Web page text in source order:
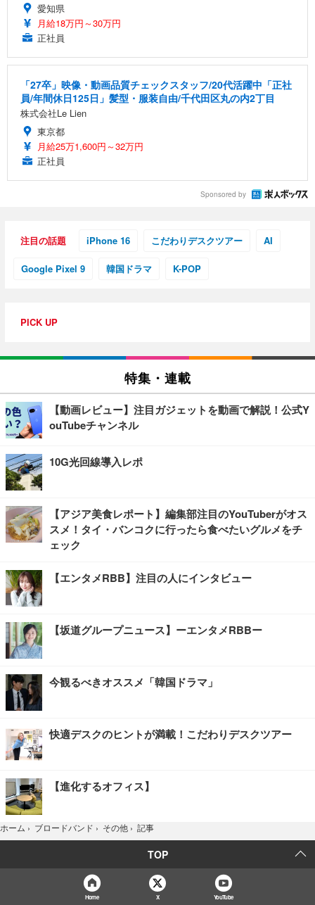
愛知県
月給18万円～30万円
正社員
「27卒」映像・動画品質チェックスタッフ/20代活躍中「正社
員/年間休日125日」髪型・服装自由/千代田区丸の内2丁目
株式会社Le Lien
東京都
月給25万1,600円～32万円
正社員
Sponsored by
注目の話題 iPhone 16 こだわりデスクツアー AI
Google Pixel 9 韓国ドラマ K-POP
PICK UP
特集・連載
【動画レビュー】注目ガジェットを動画で解説！公式Y
ouTubeチャンネル
10G光回線導入レポ
【アジア美食レポート】編集部注目のYouTuberがオス
スメ！タイ・バンコクに行ったら食べたいグルメをチ
ェック
【エンタメRBB】注目の人にインタビュー
【坂道グループニュース】ーエンタメRBBー
今観るべきオススメ「韓国ドラマ」
快適デスクのヒントが満載！こだわりデスクツアー
【進化するオフィス】
ホーム › ブロードバンド › その他 › 記事
TOP
Home X YouTube